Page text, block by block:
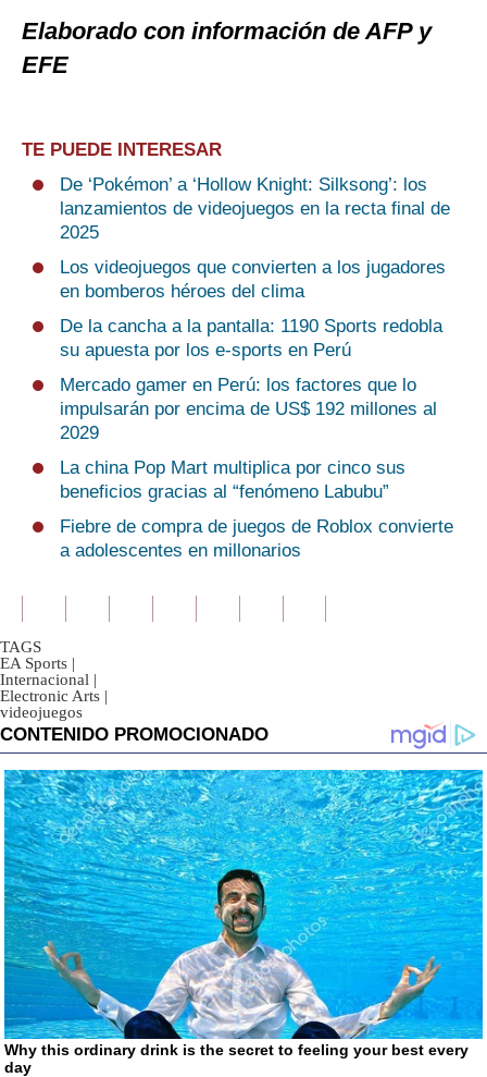
Elaborado con información de AFP y
EFE
TE PUEDE INTERESAR
De ‘Pokémon’ a ‘Hollow Knight: Silksong’: los
lanzamientos de videojuegos en la recta final de
2025
Los videojuegos que convierten a los jugadores
en bomberos héroes del clima
De la cancha a la pantalla: 1190 Sports redobla
su apuesta por los e-sports en Perú
Mercado gamer en Perú: los factores que lo
impulsarán por encima de US$ 192 millones al
2029
La china Pop Mart multiplica por cinco sus
beneficios gracias al “fenómeno Labubu”
Fiebre de compra de juegos de Roblox convierte
a adolescentes en millonarios
TAGS
EA Sports |
Internacional |
Electronic Arts |
videojuegos